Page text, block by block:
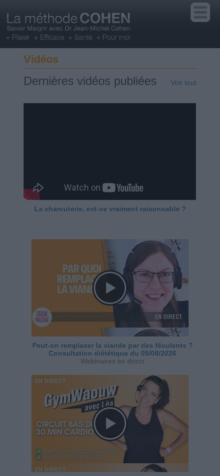
Vidéos
Dernières vidéos publiées Voir tout
La charcuterie, est-ce vraiment raisonnable ?
Peut-on remplacer la viande par des féculents ?
Consultation diététique du 05/08/2026
Webinaires en direct